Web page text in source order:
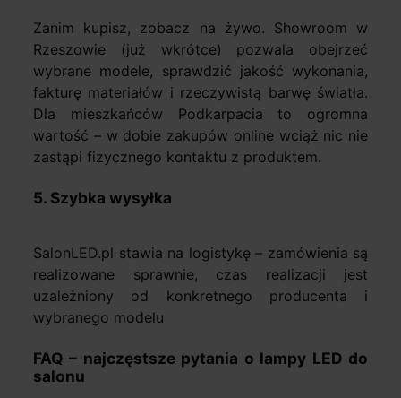
Zanim kupisz, zobacz na żywo. Showroom w
Rzeszowie (już wkrótce) pozwala obejrzeć
wybrane modele, sprawdzić jakość wykonania,
fakturę materiałów i rzeczywistą barwę światła.
Dla mieszkańców Podkarpacia to ogromna
wartość – w dobie zakupów online wciąż nic nie
zastąpi fizycznego kontaktu z produktem.
5. Szybka wysyłka
SalonLED.pl stawia na logistykę – zamówienia są
realizowane sprawnie, czas realizacji jest
uzależniony od konkretnego producenta i
wybranego modelu
FAQ – najczęstsze pytania o lampy LED do
salonu